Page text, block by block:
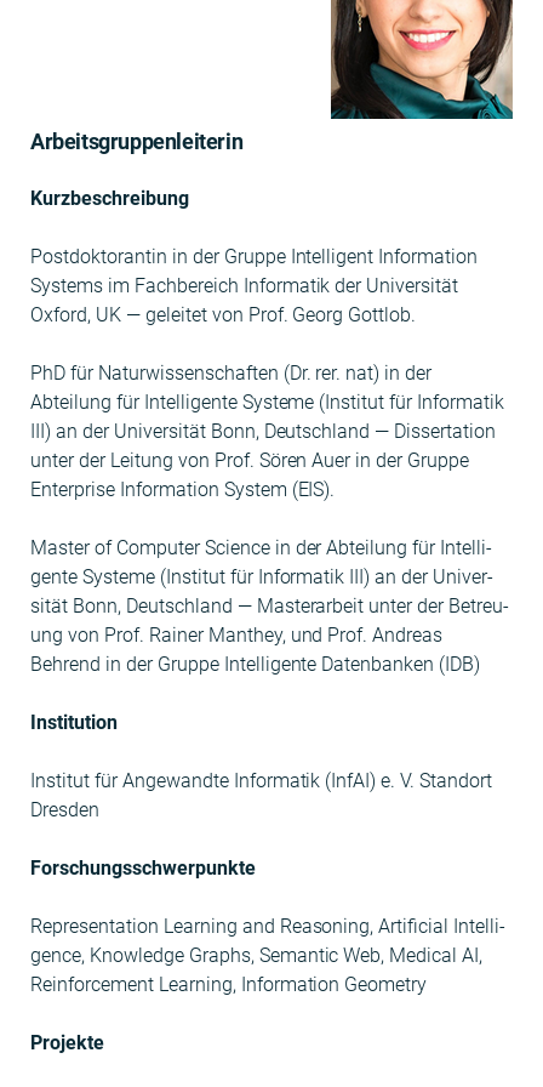
Arbeitsgruppenleiterin
Kurzbeschrei­bung
Post­dok­toran­tin in der Gruppe Intel­li­gent Infor­ma­tion
Sys­tems im Fach­bere­ich Infor­matik der Uni­ver­sität
Oxford, UK — geleit­et von Prof. Georg Got­t­lob.
PhD für Natur­wis­senschaften (Dr. rer. nat) in der
Abteilung für Intel­li­gente Sys­teme (Insti­tut für Infor­matik
III) an der Uni­ver­sität Bonn, Deutsch­land — Dis­ser­ta­tion
unter der Leitung von Prof. Sören Auer in der Gruppe
Enter­prise Infor­ma­tion Sys­tem (EIS).
Mas­ter of Com­put­er Sci­ence in der Abteilung für Intel­li­
gente Sys­teme (Insti­tut für Infor­matik III) an der Uni­ver­
sität Bonn, Deutsch­land — Mas­ter­ar­beit unter der Betreu­
ung von Prof. Rain­er Man­they, und Prof. Andreas
Behrend in der Gruppe Intel­li­gente Daten­banken (IDB)
Insti­tu­tion
Insti­tut für Ange­wandte Infor­matik (InfAI) e. V. Stan­dort
Dresden
Forschungss­chw­er­punk­te
Rep­re­sen­ta­tion Learn­ing and Rea­son­ing, Arti­fi­cial Intel­li­
gence, Knowl­edge Graphs, Seman­tic Web, Med­ical AI,
Rein­force­ment Learn­ing, Infor­ma­tion Geometry
Pro­jek­te